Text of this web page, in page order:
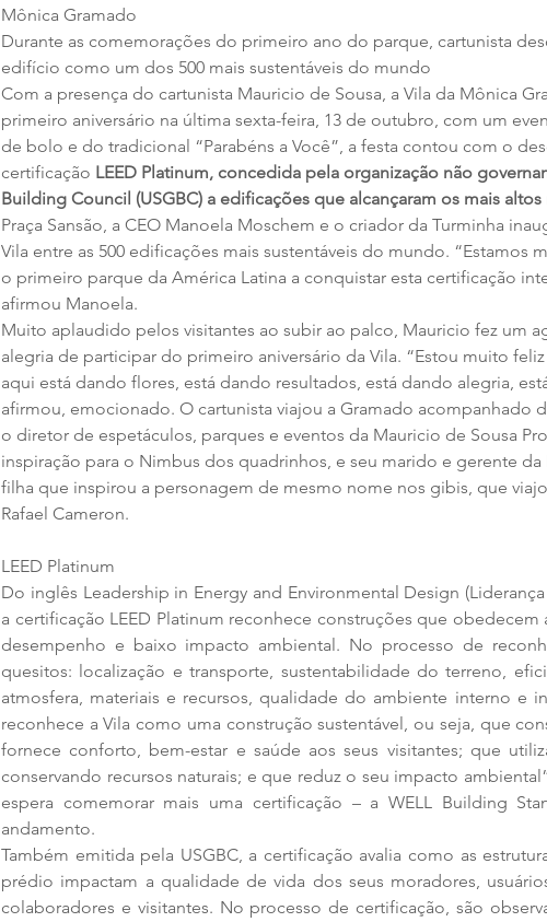
Mônica Gramado
Durante as comemorações do primeiro ano do parque, cartunista
edifício como um dos 500 mais sustentáveis do mundo
Com a presença do cartunista Mauricio de Sousa, a Vila da Mônica
primeiro aniversário na última sexta-feira, 13 de outubro, com um
de bolo e do tradicional “Parabéns a Você”, a festa contou com o
certificação LEED Platinum, concedida pela organização não
Building Council (USGBC) a edificações que alcançaram os mais
Praça Sansão, a CEO Manoela Moschem e o criador da Turminha
Vila entre as 500 edificações mais sustentáveis do mundo. “Estamos
o primeiro parque da América Latina a conquistar esta certificação
afirmou Manoela.
Muito aplaudido pelos visitantes ao subir ao palco, Mauricio fez um
alegria de participar do primeiro aniversário da Vila. “Estou muito
aqui está dando flores, está dando resultados, está dando alegria,
afirmou, emocionado. O cartunista viajou a Gramado acompanhado
o diretor de espetáculos, parques e eventos da Mauricio de Sousa
inspiração para o Nimbus dos quadrinhos, e seu marido e gerente da
filha que inspirou a personagem de mesmo nome nos gibis, que
Rafael Cameron.
LEED Platinum
Do inglês Leadership in Energy and Environmental Design
a certificação LEED Platinum reconhece construções que
desempenho e baixo impacto ambiental. No processo de
quesitos: localização e transporte, sustentabilidade do terreno,
atmosfera, materiais e recursos, qualidade do ambiente interno e
reconhece a Vila como uma construção sustentável, ou seja, que
fornece conforto, bem-estar e saúde aos seus visitantes; que
conservando recursos naturais; e que reduz o seu impacto
espera comemorar mais uma certificação – a WELL Building
andamento.
Também emitida pela USGBC, a certificação avalia como as
prédio impactam a qualidade de vida dos seus moradores,
colaboradores e visitantes. No processo de certificação, são